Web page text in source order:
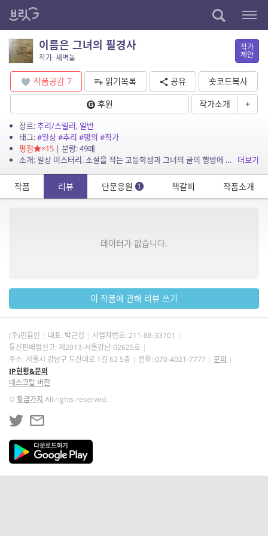
이름은 그녀의 필경사
작가: 새벽놀
작가
제안
작품공감 7 읽기목록 공유
숏코드복사
후원
작가소개 +
장르:추리/스릴러, 일반
태그:#일상#추리 #명의 #작가
평점
×15| 분량: 49매
소개: 일상 미스터리. 소설을 적는 고등학생과 그녀의 글의 행방에 대한 세 가지 추측입니다.
더보기
작품 리뷰 단문응원 1 책갈피 작품소개
데이터가 없습니다.
이 작품에 관해 리뷰 쓰기
(주)민음인 대표: 박근섭 사업자번호: 211-88-33701
통신판매업신고: 제2013-서울강남-02625호
주소: 서울시 강남구 도산대로 1길 62 5층
전화: 070-4021-7777
문의
IP현황&문의
데스크탑 버전
©황금가지 All rights reserved.